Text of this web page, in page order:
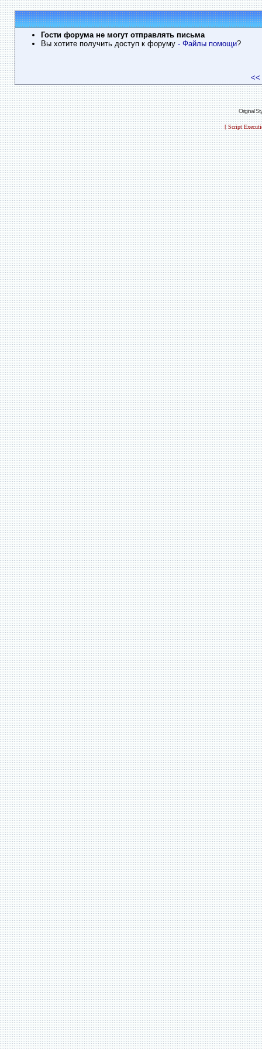
Гости форума не могут отправлять письма
Вы хотите получить доступ к форуму - Файлы помощи?
<<
Original
[ Script